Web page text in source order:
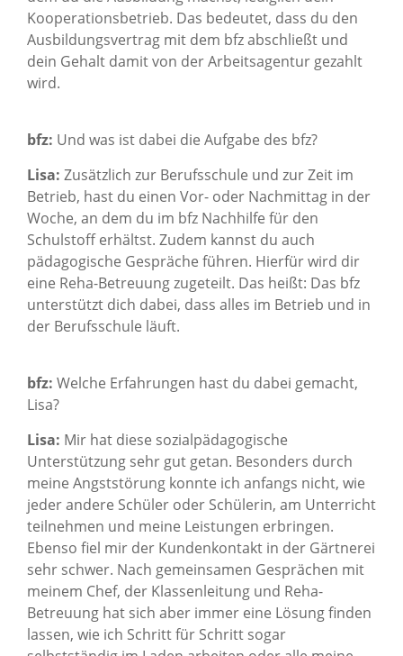
Kooperationsbetrieb. Das bedeutet, dass du den
Ausbildungsvertrag mit dem bfz abschließt und
dein Gehalt damit von der Arbeitsagentur gezahlt
wird.
bfz: Und was ist dabei die Aufgabe des bfz?
Lisa: Zusätzlich zur Berufsschule und zur Zeit im
Betrieb, hast du einen Vor- oder Nachmittag in der
Woche, an dem du im bfz Nachhilfe für den
Schulstoff erhältst. Zudem kannst du auch
pädagogische Gespräche führen. Hierfür wird dir
eine Reha-Betreuung zugeteilt. Das heißt: Das bfz
unterstützt dich dabei, dass alles im Betrieb und in
der Berufsschule läuft.
bfz: Welche Erfahrungen hast du dabei gemacht,
Lisa?
Lisa: Mir hat diese sozialpädagogische
Unterstützung sehr gut getan. Besonders durch
meine Angststörung konnte ich anfangs nicht, wie
jeder andere Schüler oder Schülerin, am Unterricht
teilnehmen und meine Leistungen erbringen.
Ebenso fiel mir der Kundenkontakt in der Gärtnerei
sehr schwer. Nach gemeinsamen Gesprächen mit
meinem Chef, der Klassenleitung und Reha-
Betreuung hat sich aber immer eine Lösung finden
lassen, wie ich Schritt für Schritt sogar